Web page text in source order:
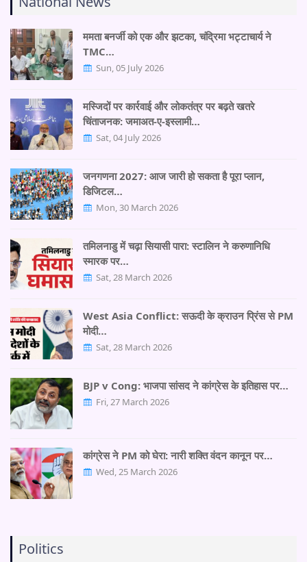
ममता बनर्जी को एक और झटका, चंद्रिमा भट्टाचार्य ने
TMC…
Sun, 05 July 2026
मस्जिदों पर कार्रवाई और लोकतंत्र पर बढ़ते खतरे
चिंताजनक: जमाअत-ए-इस्लामी…
Sat, 04 July 2026
जनगणना 2027: आज जारी हो सकता है पूरा प्लान,
डिजिटल…
Mon, 30 March 2026
तमिलनाडु में चढ़ा सियासी पारा: स्टालिन ने करुणानिधि
स्मारक पर…
Sat, 28 March 2026
West Asia Conflict: सऊदी के क्राउन प्रिंस से PM
मोदी…
Sat, 28 March 2026
BJP v Cong: भाजपा सांसद ने कांग्रेस के इतिहास पर…
Fri, 27 March 2026
कांग्रेस ने PM को घेरा: नारी शक्ति वंदन कानून पर…
Wed, 25 March 2026
Politics